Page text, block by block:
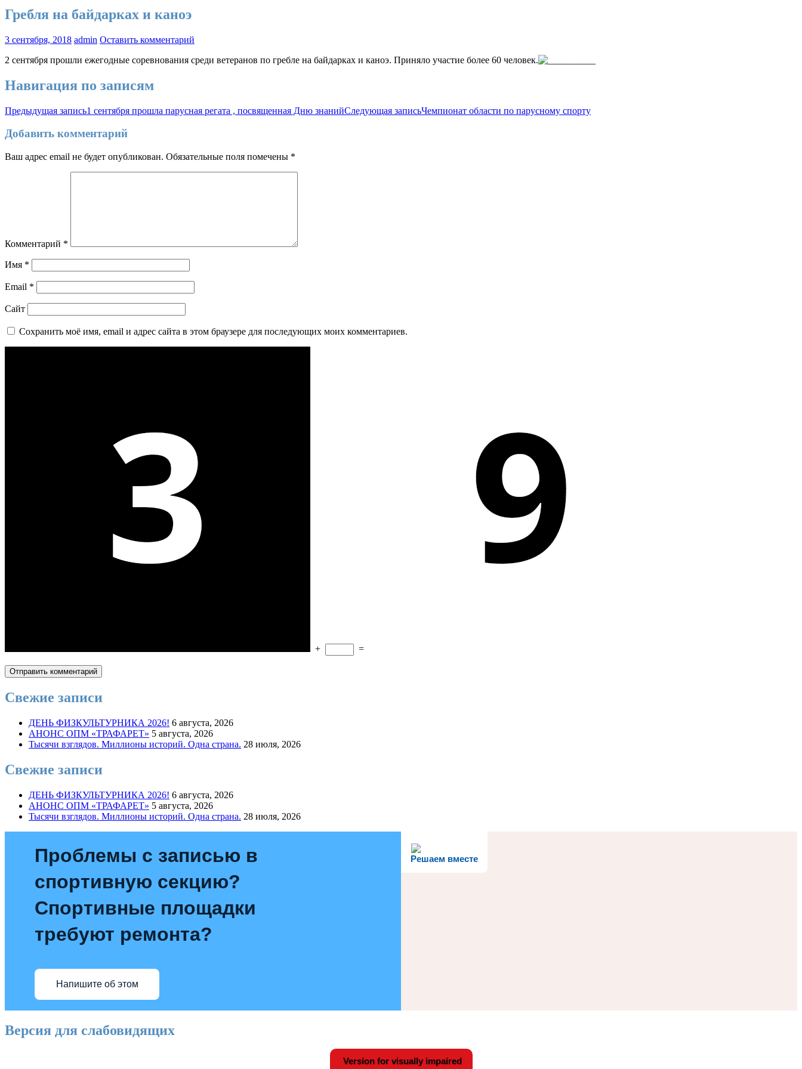
Гребля на байдарках и каноэ
3 сентября, 2018 admin Оставить комментарий
2 сентября прошли ежегодные соревнования среди ветеранов по гребле на байдарках и каноэ. Приняло участие более 60 человек.
Навигация по записям
Предыдущая запись1 сентября прошла парусная регата , посвященная Дню знанийСледующая записьЧемпионат области по парусному спорту
Добавить комментарий
Ваш адрес email не будет опубликован. Обязательные поля помечены *
Комментарий *
Имя *
Email *
Сайт
Сохранить моё имя, email и адрес сайта в этом браузере для последующих моих комментариев.
+ =
Свежие записи
ДЕНЬ ФИЗКУЛЬТУРНИКА 2026! 6 августа, 2026
АНОНС ОПМ «ТРАФАРЕТ» 5 августа, 2026
Тысячи взглядов. Миллионы историй. Одна страна. 28 июля, 2026
Свежие записи
ДЕНЬ ФИЗКУЛЬТУРНИКА 2026! 6 августа, 2026
АНОНС ОПМ «ТРАФАРЕТ» 5 августа, 2026
Тысячи взглядов. Миллионы историй. Одна страна. 28 июля, 2026
Решаем вместе
Проблемы с записью в
спортивную секцию?
Спортивные площадки
требуют ремонта?
Напишите об этом
Версия для слабовидящих
Version for visually impaired